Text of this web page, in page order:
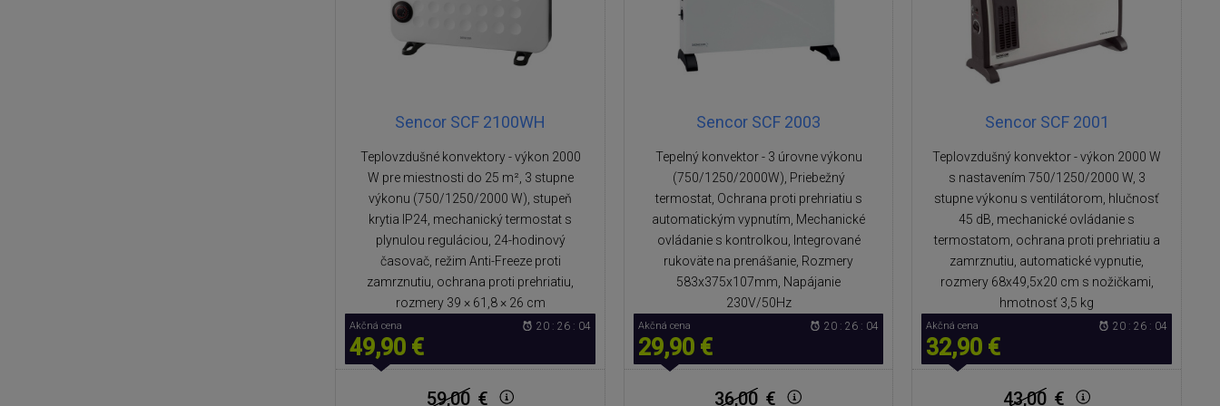
Sencor SCF 2100WH
Teplovzdušné konvektory - výkon 2000
W pre miestnosti do 25 m², 3 stupne
výkonu (750/1250/2000 W), stupeň
krytia IP24, mechanický termostat s
plynulou reguláciou, 24-hodinový
časovač, režim Anti-Freeze proti
zamrznutiu, ochrana proti prehriatiu,
rozmery 39 × 61,8 × 26 cm
Akčná cena
49,90 €
20 : 26 : 04
59,00 €
Sencor SCF 2003
Tepelný konvektor - 3 úrovne výkonu
(750/1250/2000W), Priebežný
termostat, Ochrana proti prehriatiu s
automatickým vypnutím, Mechanické
ovládanie s kontrolkou, Integrované
rukoväte na prenášanie, Rozmery
583x375x107mm, Napájanie
230V/50Hz
Akčná cena
29,90 €
20 : 26 : 04
36,00 €
Sencor SCF 2001
Teplovzdušný konvektor - výkon 2000 W
s nastavením 750/1250/2000 W, 3
stupne výkonu s ventilátorom, hlučnosť
45 dB, mechanické ovládanie s
termostatom, ochrana proti prehriatiu a
zamrznutiu, automatické vypnutie,
rozmery 68x49,5x20 cm s nožičkami,
hmotnosť 3,5 kg
Akčná cena
32,90 €
20 : 26 : 04
43,00 €